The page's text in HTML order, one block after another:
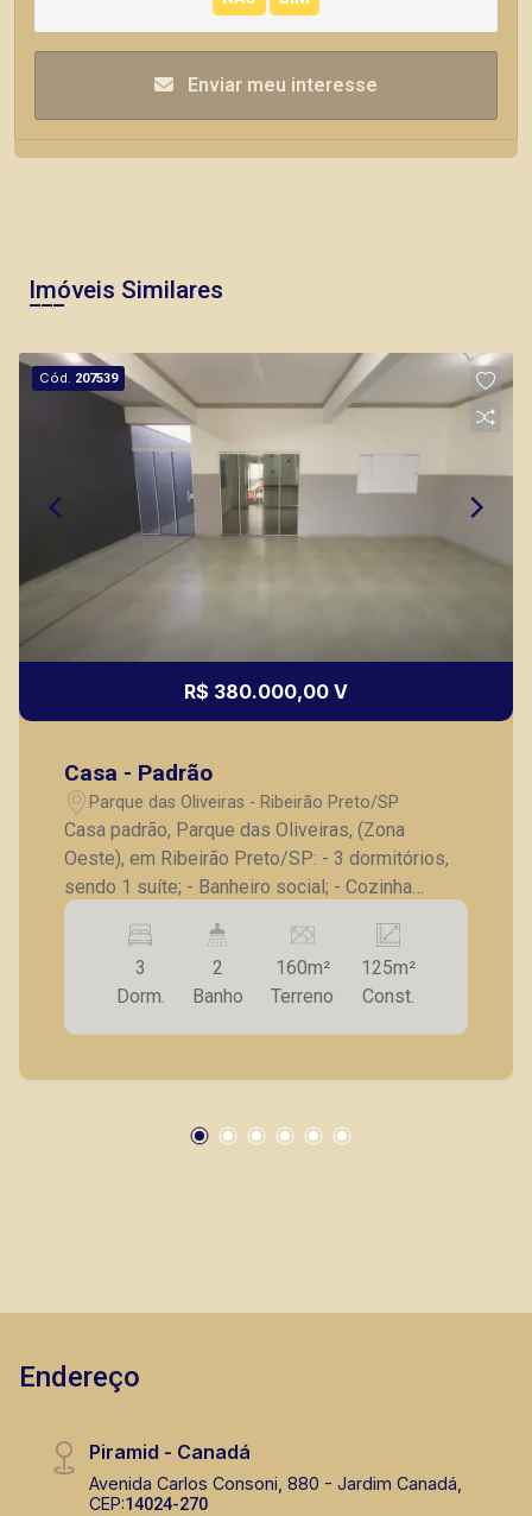
Enviar meu interesse
Imóveis Similares
Cód. 207539
R$ 380.000,00 V
Casa - Padrão
Parque das Oliveiras - Ribeirão Preto/SP
Casa padrão, Parque das Oliveiras, (Zona
Oeste), em Ribeirão Preto/SP: - 3 dormitórios,
sendo 1 suíte; - Banheiro social; - Cozinha
americana; - Sala para 2 ambientes; - Quintal
lateral e fundos; - Churrasqueira; - 2 vagas de
garagem. A Piramid tem como objetivo atender
seus clientes com agilidade e segurança, em
locação, vendas de imóveis prontos, usados ou
de Ribeirão Preto.
3
Dorm.
2
Banho
160m²
Terreno
125m²
Const.
Endereço
Piramid - Canadá
Avenida Carlos Consoni, 880 - Jardim Canadá,
CEP:14024-270